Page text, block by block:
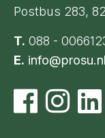
Postbus 283,
T. 088 -
E. info@prosu.nl